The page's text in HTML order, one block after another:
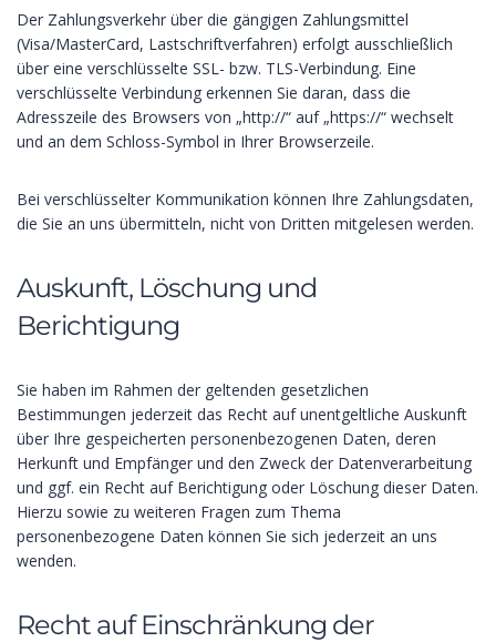
Der Zahlungsverkehr über die gängigen Zahlungsmittel
(Visa/MasterCard, Lastschriftverfahren) erfolgt ausschließlich
über eine verschlüsselte SSL- bzw. TLS-Verbindung. Eine
verschlüsselte Verbindung erkennen Sie daran, dass die
Adresszeile des Browsers von „http://“ auf „https://“ wechselt
und an dem Schloss-Symbol in Ihrer Browserzeile.
Bei verschlüsselter Kommunikation können Ihre Zahlungsdaten,
die Sie an uns übermitteln, nicht von Dritten mitgelesen werden.
Auskunft, Löschung und
Berichtigung
Sie haben im Rahmen der geltenden gesetzlichen
Bestimmungen jederzeit das Recht auf unentgeltliche Auskunft
über Ihre gespeicherten personenbezogenen Daten, deren
Herkunft und Empfänger und den Zweck der Datenverarbeitung
und ggf. ein Recht auf Berichtigung oder Löschung dieser Daten.
Hierzu sowie zu weiteren Fragen zum Thema
personenbezogene Daten können Sie sich jederzeit an uns
wenden.
Recht auf Einschränkung der